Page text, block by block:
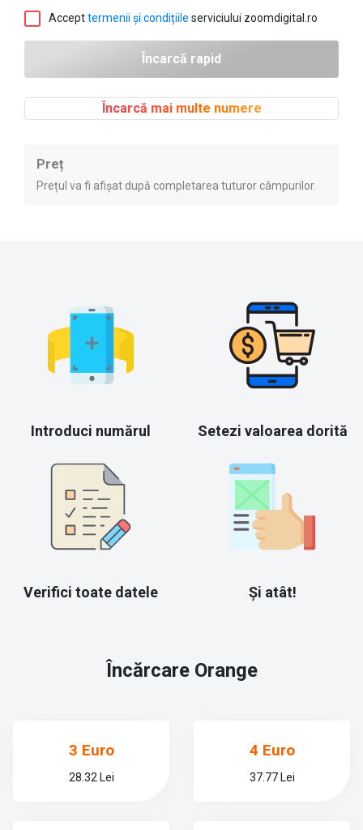
Accepttermenii și condițiile serviciului zoomdigital.ro
Încarcă mai multe numere
Preț
Prețul va fi afișat după completarea tuturor câmpurilor.
Introduci numărul Setezi valoarea dorită
Verifici toate datele Și atât!
Încărcare Orange
3 Euro
28.32 Lei
4 Euro
37.77 Lei